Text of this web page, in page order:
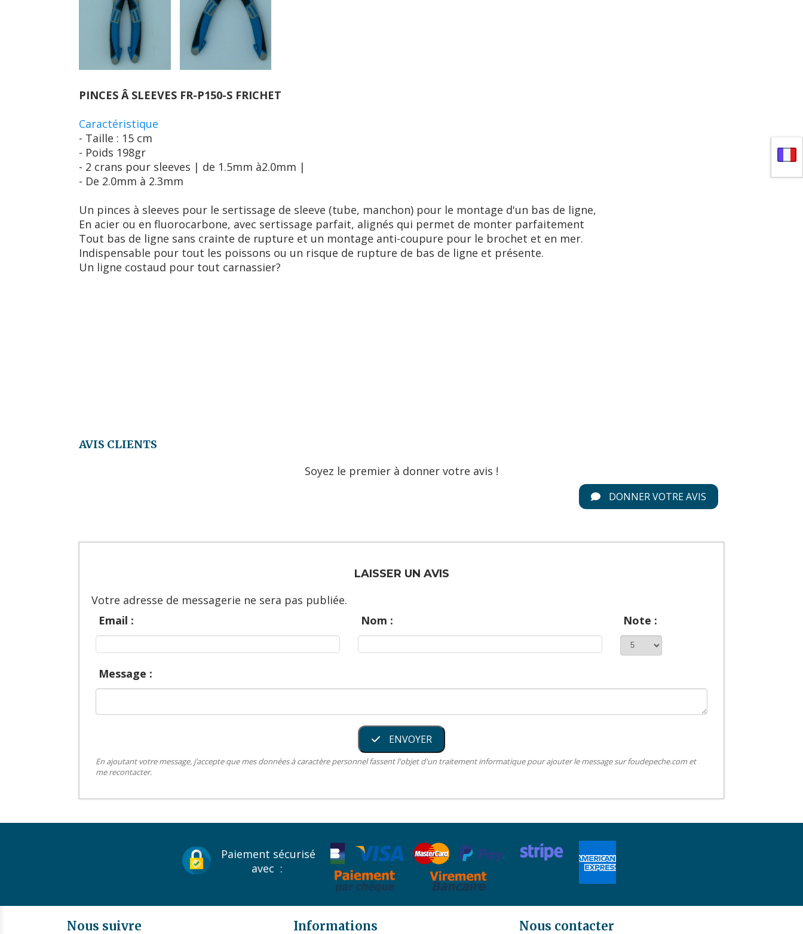
PINCES Â SLEEVES FR-P150-S FRICHET
Caractéristique
- Taille : 15 cm
- Poids 198gr
- 2 crans pour sleeves | de 1.5mm à2.0mm |
- De 2.0mm à 2.3mm
Un pinces à sleeves pour le sertissage de sleeve (tube, manchon) pour le montage d'un bas de ligne,
En acier ou en fluorocarbone, avec sertissage parfait, alignés qui permet de monter parfaitement
Tout bas de ligne sans crainte de rupture et un montage anti-coupure pour le brochet et en mer.
Indispensable pour tout les poissons ou un risque de rupture de bas de ligne et présente.
Un ligne costaud pour tout carnassier?
AVIS CLIENTS
Soyez le premier à donner votre avis !
DONNER VOTRE AVIS
LAISSER UN AVIS
Votre adresse de messagerie ne sera pas publiée.
Email :
Nom : Note :
Message :
ENVOYER
En ajoutant votre message, j’accepte que mes données à caractère personnel fassent l'objet d'un traitement informatique pour ajouter le message sur foudepeche.com et
me recontacter.
Paiement sécurisé
avec :
Nous suivre Informations Nous contacter